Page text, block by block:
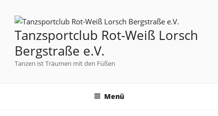
Tanzsportclub Rot-Weiß Lorsch
Bergstraße e.V.
Tanzen ist Träumen mit den Füßen
Menü